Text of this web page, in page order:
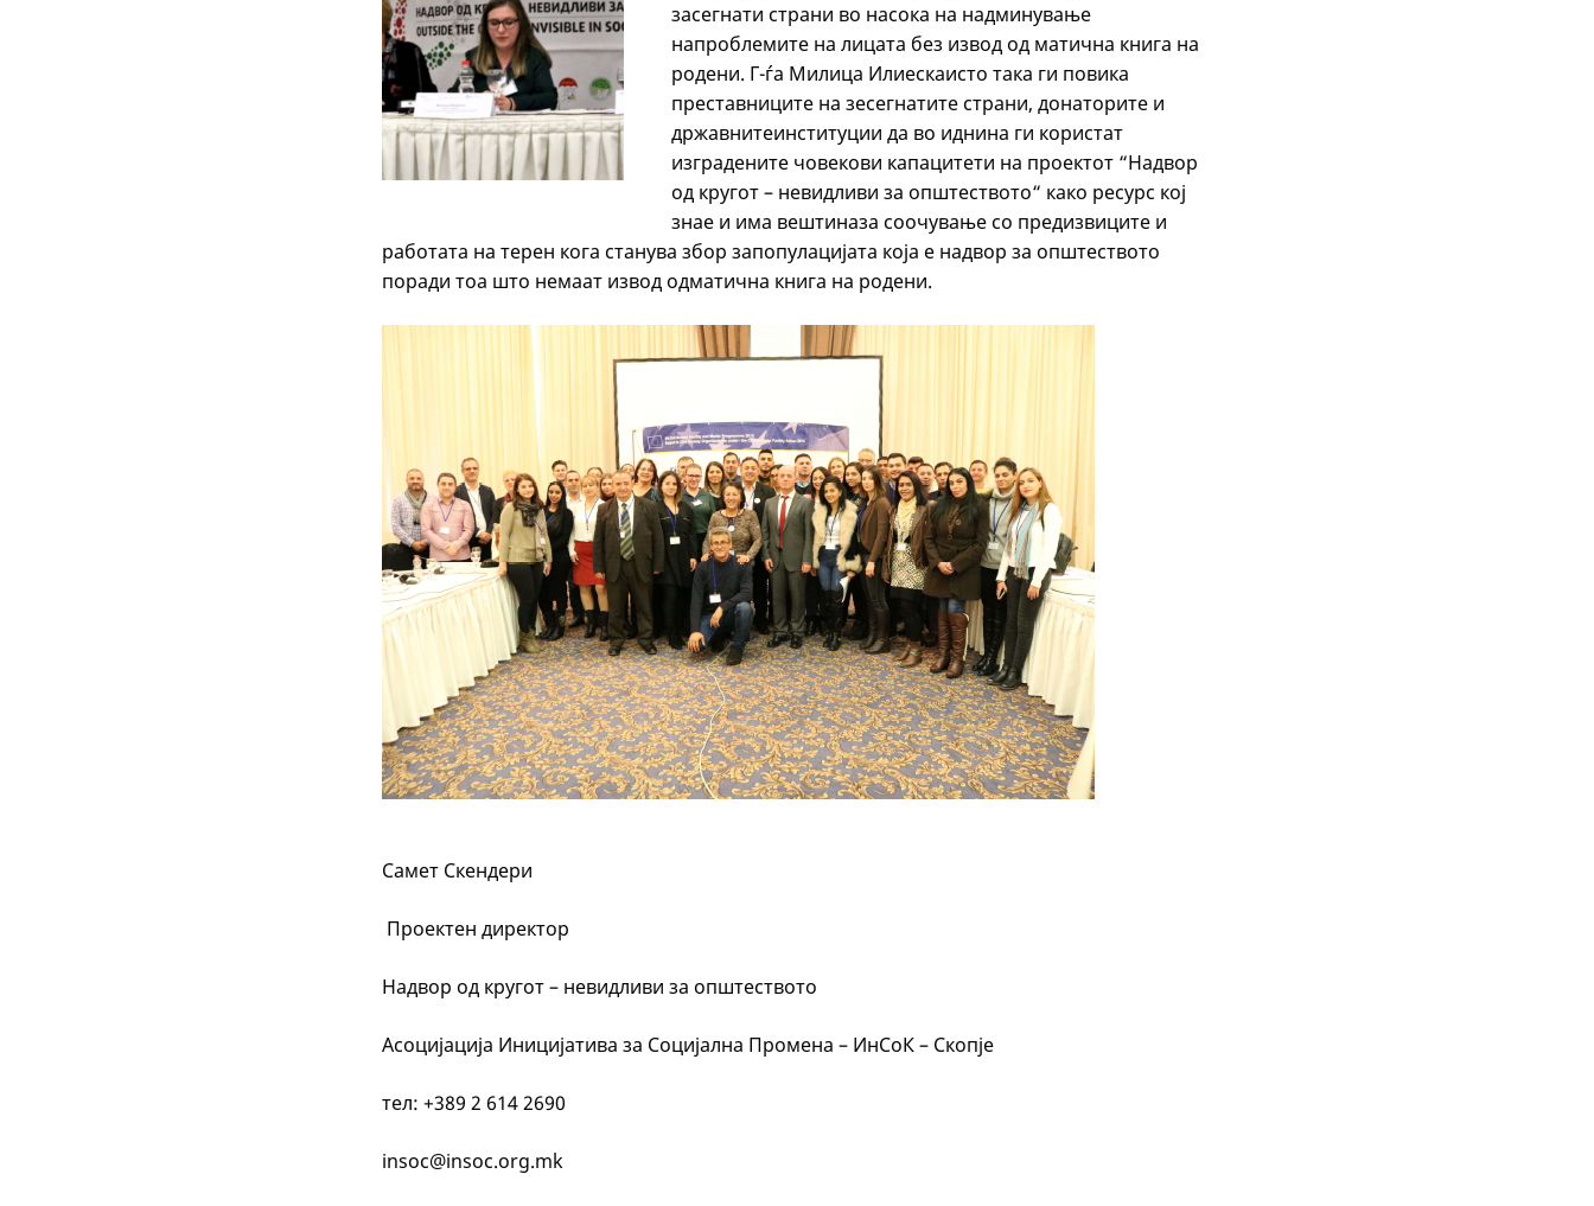
засегнати страни во насока на надминување
напроблемите на лицата без извод од матична книга на
родени. Г-ѓа Милица Илиескаисто така ги повика
преставниците на зесегнатите страни, донаторите и
државнитеинституции да во иднина ги користат
изградените човекови капацитети на проектот “Надвор
од кругот – невидливи за општеството“ како ресурс кој
знае и има вештиназа соочување со предизвиците и
работата на терен кога станува збор запопулацијата која е надвор за општеството
поради тоа што немаат извод одматична книга на родени.
Самет Скендери
Проектен директор
Надвор од кругот – невидливи за општеството
Асоцијација Иницијатива за Социјална Промена – ИнСоК – Скопје
тел: +389 2 614 2690
insoc@insoc.org.mk